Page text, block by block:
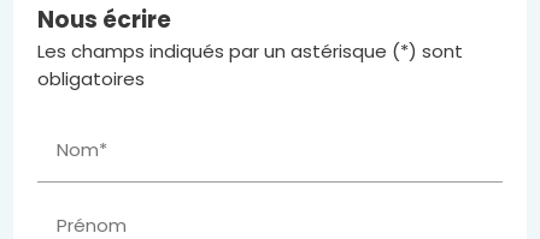
Nous écrire
Les champs indiqués par un astérisque (*) sont
obligatoires
Nom*
Prénom